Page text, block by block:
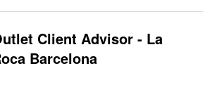
Client Advisor - La
Barcelona